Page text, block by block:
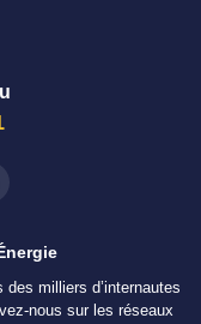
milliers d’internautes
nous sur les réseaux